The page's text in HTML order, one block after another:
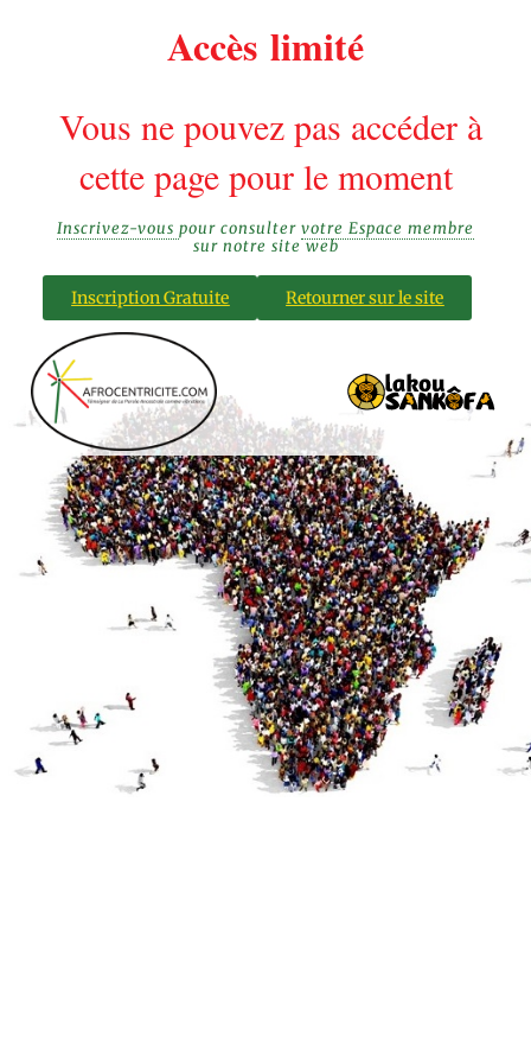
Accès limité
Vous ne pouvez pas accéder à
cette page pour le moment
Inscrivez-vous pour consulter votre Espace membre
sur notre site web
Inscription Gratuite Retourner sur le site